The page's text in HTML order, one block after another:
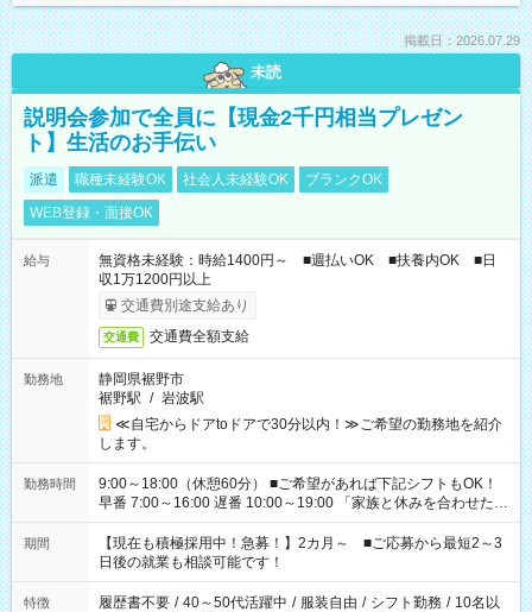
掲載日：2026.07.29
未読
説明会参加で全員に【現金2千円相当プレゼン
ト】生活のお手伝い
派遣 職種未経験OK 社会人未経験OK
ブランクOK
WEB登録・面接OK
給与
無資格未経験：時給1400円～ ■週払いOK ■扶養内OK ■日
収1万1200円以上
交通費別途支給あり
交通費 交通費全額支給
勤務地
静岡県裾野市
裾野駅 / 岩波駅
≪自宅からドアtoドアで30分以内！≫ご希望の勤務地を紹介
します。
勤務時間
9:00～18:00（休憩60分） ■ご希望があれば下記シフトもOK！
早番 7:00～16:00 遅番 10:00～19:00 「家族と休みを合わせた
い」 「余裕を持って夕飯の準備がしたい」 「できれば残業はし
たくない」 など、ご希望を教えてくださいね。 ※Wワーク希望
の方へ 今ご覧のお仕事で希望する勤務時間と、もう1つのお仕事
の勤務時間。 合計で週40時間を超える場合は応募できません。
期間
【現在も積極採用中！急募！】2カ月～ ■ご応募から最短2～3
日後の就業も相談可能です！
特徴 履歴書不要 / 40～50代活躍中 / 服装自由 / シフト勤務 / 10名以